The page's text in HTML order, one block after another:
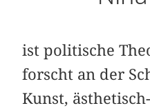
ist politische
forscht an der
Kunst,